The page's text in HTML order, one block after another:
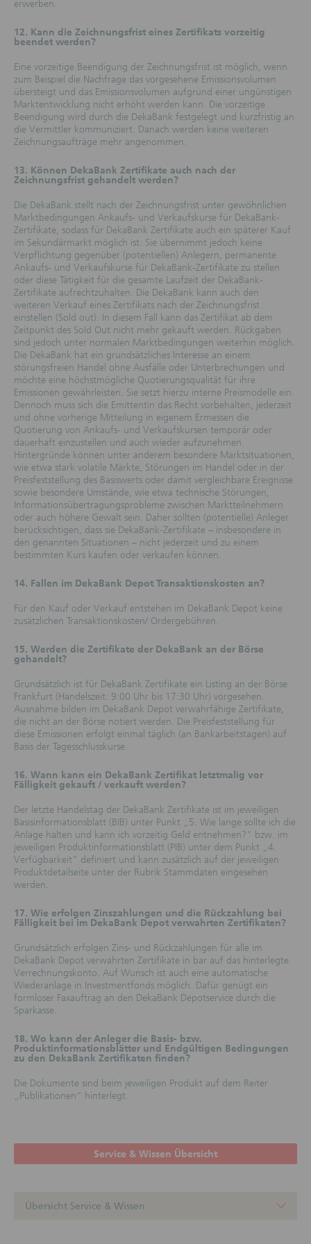
Rechtsordnungen wird hingewiesen. Insbesondere
beschriebene Finanzinstrumente weder innerhalb der
Vereinigten Staaten von Amerika noch an bzw.
Securities Act of 1933 definiert) zum Kauf oder
Verkauf angeboten werden. Der Vertrieb kann auch
nach den anwendbaren Vorschriften anderer
Rechtsordnungen beschränkt sein.
Zweck der Webseiten
Die folgenden Informationen dienen ausschließlich
Anlageempfehlung noch ein Angebot zum Kauf
oder Verkauf von Finanzinstrumenten dar. Die
Gewähr dafür, dass die dargestellten
Finanzinstrumente für den Nutzer der Webseiten
geeignet sind. Die Informationen ersetzen keine
anleger- und anlagegerechte Beratung sowie keine
Rechts- und Steuerberatung.
Keine vertraglichen Beziehungen oder
anderweitigen Verpflichtungen.
Durch die Webseiten und die darin enthaltenen
Informationen dienen nicht als Grundlage für
vertragliche oder anderweitige Verpflichtungen.
Durch die Nutzung dieser Webseiten wird keine
vertragliche Beziehung zwischen dem Nutzer und der
DekaBank Deutsche Girozentrale begründet.
Insbesondere kommt durch die Nutzung kein
Auskunfts- oder Beratungsvertrag zustande. Die
Nutzung der Webseiten führt nicht zu sonstigen
Verpflichtungen oder Verantwortlichkeiten der
DekaBank Deutsche Girozentrale gegenüber dem
jeweiligen Nutzer.
Haftungsausschluss
(Der Abschnitt „Haftungsausschluss“ gilt nicht für die
auf diesen Webseiten veröffentlichten
Basisprospekte, Nachträge, Registrierungsformulare
und Endgültigen Bedingungen.) Die Webseiten
werden mit größter Sorgfalt erstellt. Eine Gewähr
für die Richtigkeit, Vollständigkeit und Aktualität der
Webseiten und der darin enthaltenen Informationen
Webseiten zum Ausdruck gebrachte Meinungen sind
unverbindlich. Die DekaBank Deutsche Girozentrale
kann die Meinungen jederzeit ohne Ankündigung
ändern.
Angaben zu Kurs-/Wertentwicklung, Kursen
und Preisen
Kurs-/Wertentwicklung sowie simulierte
Kurs-/Wertentwicklungsangaben sind keine
verlässlichen Indikatoren für die künftige
Kurs-/Wertentwicklung eines Finanzinstruments.
Soweit auf diesen Webseiten Kurse und/oder Preise
genannt sind, sind diese freibleibend und dienen
nicht als Indikation handelbarer Kurse und/oder
Preise. Insbesondere können die genannten Kurse
und/oder Preise von den jeweiligen am Markt
gültigen Kursen und/oder Preisen zum Zeitpunkt der
Auftragserteilung des Nutzers abweichen.
Risiken
Investitionen in die Finanzinstrumente sind mit
Risiken verbunden. Unter ungünstigen Umständen
können sich diese Risiken realisieren, sich negativ auf
Informationen von unabhängigen Quellen und
Verlinkung auf Webseiten von Dritt-Anbietern
Die Marktinformationen (Kurse für Indizes,
Basiswerte, Rohstoffe, Devisen und
Marktnachrichten) werden bereitgestellt durch SIX
Financial Information Deutschland GmbH. Copyright
© SIX Financial Information und ihre Lizenzgeber.
Alle Rechte vorbehalten. Weiterverteilung und
Information und ihre Lizenzgeber übernehmen keine
Gewähr für gezeigte Informationen und lehnen jede
ab. SIX Financial Information behält sich das Recht
vor, diese Website jederzeit anzupassen und/oder zu
ändern ohne vorherige Ankündigung. Die Daten sind
Webseiten können aus allgemein zugänglichen oder
anderen, von der DekaBank Deutsche Girozentrale
als zuverlässig erachtete, jedoch nicht abschließend
DekaBank Deutsche Girozentrale im Hinblick auf ihre
erwerben.
12. Kann die Zeichnungsfrist eines Zertifikats vorzeitig
beendet werden?
Eine vorzeitige Beendigung der Zeichnungsfrist ist möglich, wenn
zum Beispiel die Nachfrage das vorgesehene Emissionsvolumen
übersteigt und das Emissionsvolumen aufgrund einer ungünstigen
Marktentwicklung nicht erhöht werden kann. Die vorzeitige
Beendigung wird durch die DekaBank festgelegt und kurzfristig an
die Vermittler kommuniziert. Danach werden keine weiteren
Zeichnungsaufträge mehr angenommen.
13. Können DekaBank Zertifikate auch nach der
Zeichnungsfrist gehandelt werden?
Die DekaBank stellt nach der Zeichnungsfrist unter gewöhnlichen
Marktbedingungen Ankaufs- und Verkaufskurse für DekaBank-
Zertifikate, sodass für DekaBank Zertifikate auch ein späterer Kauf
im Sekundärmarkt möglich ist. Sie übernimmt jedoch keine
Verpflichtung gegenüber (potentiellen) Anlegern, permanente
Ankaufs- und Verkaufskurse für DekaBank-Zertifikate zu stellen
oder diese Tätigkeit für die gesamte Laufzeit der DekaBank-
Zertifikate aufrechtzuhalten. Die DekaBank kann auch den
weiteren Verkauf eines Zertifikats nach der Zeichnungsfrist
einstellen (Sold out). In diesem Fall kann das Zertifikat ab dem
Zeitpunkt des Sold Out nicht mehr gekauft werden. Rückgaben
sind jedoch unter normalen Marktbedingungen weiterhin möglich.
Die DekaBank hat ein grundsätzliches Interesse an einem
störungsfreien Handel ohne Ausfälle oder Unterbrechungen und
möchte eine höchstmögliche Quotierungsqualität für ihre
Emissionen gewährleisten. Sie setzt hierzu interne Preismodelle ein.
Dennoch muss sich die Emittentin das Recht vorbehalten, jederzeit
und ohne vorherige Mitteilung in eigenem Ermessen die
Quotierung von Ankaufs- und Verkaufskursen temporär oder
dauerhaft einzustellen und auch wieder aufzunehmen.
Hintergründe können unter anderem besondere Marktsituationen,
wie etwa stark volatile Märkte, Störungen im Handel oder in der
Preisfeststellung des Basiswerts oder damit vergleichbare Ereignisse
sowie besondere Umstände, wie etwa technische Störungen,
Informationsübertragungsprobleme zwischen Marktteilnehmern
oder auch höhere Gewalt sein. Daher sollten (potentielle) Anleger
berücksichtigen, dass sie DekaBank-Zertifikate – insbesondere in
den genannten Situationen – nicht jederzeit und zu einem
bestimmten Kurs kaufen oder verkaufen können.
14. Fallen im DekaBank Depot Transaktionskosten an?
Für den Kauf oder Verkauf entstehen im DekaBank Depot keine
zusätzlichen Transaktionskosten/ Ordergebühren.
15. Werden die Zertifikate der DekaBank an der Börse
gehandelt?
Grundsätzlich ist für DekaBank Zertifikate ein Listing an der Börse
Frankfurt (Handelszeit: 9:00 Uhr bis 17:30 Uhr) vorgesehen.
Ausnahme bilden im DekaBank Depot verwahrfähige Zertifikate,
die nicht an der Börse notiert werden. Die Preisfeststellung für
diese Emissionen erfolgt einmal täglich (an Bankarbeitstagen) auf
Basis der Tagesschlusskurse.
16. Wann kann ein DekaBank Zertifikat letztmalig vor
Fälligkeit gekauft / verkauft werden?
Der letzte Handelstag der DekaBank Zertifikate ist im jeweiligen
Basisinformationsblatt (BIB) unter Punkt „5. Wie lange sollte ich die
Anlage halten und kann ich vorzeitig Geld entnehmen?“ bzw. im
jeweiligen Produktinformationsblatt (PIB) unter dem Punkt „4.
Verfügbarkeit“ definiert und kann zusätzlich auf der jeweiligen
Produktdetailseite unter der Rubrik Stammdaten eingesehen
werden.
17. Wie erfolgen Zinszahlungen und die Rückzahlung bei
Fälligkeit bei im DekaBank Depot verwahrten Zertifikaten?
Grundsätzlich erfolgen Zins- und Rückzahlungen für alle im
DekaBank Depot verwahrten Zertifikate in bar auf das hinterlegte
Verrechnungskonto. Auf Wunsch ist auch eine automatische
Wiederanlage in Investmentfonds möglich. Dafür genügt ein
formloser Faxauftrag an den DekaBank Depotservice durch die
Sparkasse.
18. Wo kann der Anleger die Basis- bzw.
Produktinformationsblätter und Endgültigen Bedingungen
zu den DekaBank Zertifikaten finden?
Die Dokumente sind beim jeweiligen Produkt auf dem Reiter
„Publikationen“ hinterlegt.
Service & Wissen Übersicht
Übersicht Service & Wissen